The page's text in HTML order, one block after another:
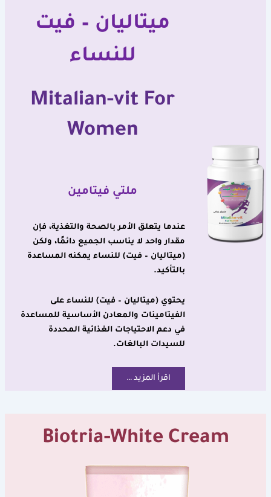
ميتاليان – فيت
للنساء
Mitalian-vit For
Women
ملتي فيتامين
عندما يتعلق الأمر بالصحة والتغذية، فإن
مقدار واحد لا يناسب الجميع دائمًا، ولكن
(ميتاليان – فيت) للنساء يمكنه المساعدة
بالتأكيد.
يحتوي (ميتاليان – فيت) للنساء على
الفيتامينات والمعادن الأساسية للمساعدة
في دعم الاحتياجات الغذائية المحددة
للسيدات البالغات.
اقرأ المزيد …
Biotria-White Cream